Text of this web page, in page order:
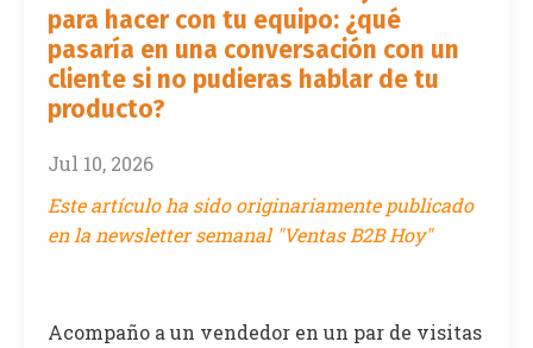
para hacer con tu equipo: ¿qué
pasaría en una conversación con un
cliente si no pudieras hablar de tu
producto?
Jul 10, 2026
Este artículo ha sido originariamente publicado
en la newsletter semanal "Ventas B2B Hoy"
Acompaño a un vendedor en un par de visitas